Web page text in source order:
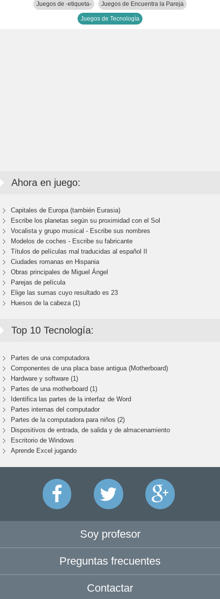
Juegos de -etiqueta- Juegos de Encuentra la Pareja
Juegos de Tecnología
Ahora en juego:
Capitales de Europa (también Eurasia)
Escribe los planetas según su proximidad con el Sol
Vocalista y grupo musical - Escribe sus nombres
Modelos de coches - Escribe su fabricante
Títulos de películas mal traducidas al español II
Ciudades romanas en Hispania
Obras principales de Miguel Ángel
Parejas de película
Elige las sumas cuyo resultado es 23
Huesos de la cabeza (1)
Top 10 Tecnología:
Partes de una computadora
Componentes de una placa base antigua (Motherboard)
Hardware y software (1)
Partes de una motherboard (1)
Identifica las partes de la interfaz de Word
Partes internas del computador
Partes de la computadora para niños (2)
Dispositivos de entrada, de salida y de almacenamiento
Escritorio de Windows
Aprende Excel jugando
Soy profesor
Preguntas frecuentes
Contactar